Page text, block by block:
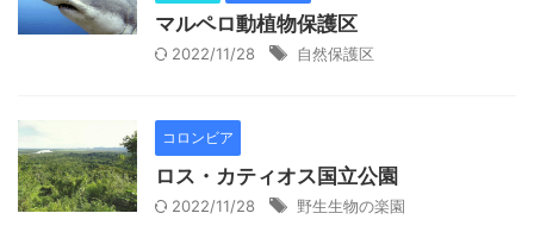
マルペロ動植物保護区
2022/11/28 自然保護区
コロンビア
ロス・カティオス国立公園
2022/11/28 野生生物の楽園